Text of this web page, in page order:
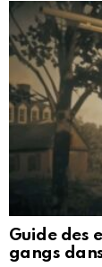
Guide des
gangs